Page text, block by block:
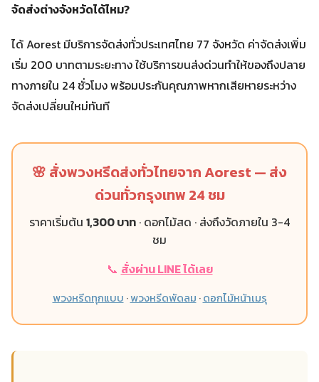
จัดส่งต่างจังหวัดได้ไหม?
ได้ Aorest มีบริการจัดส่งทั่วประเทศไทย 77 จังหวัด ค่าจัดส่งเพิ่ม
เริ่ม 200 บาทตามระยะทาง ใช้บริการขนส่งด่วนทำให้ของถึงปลาย
ทางภายใน 24 ชั่วโมง พร้อมประกันคุณภาพหากเสียหายระหว่าง
จัดส่งเปลี่ยนใหม่ทันที
🌸 สั่งพวงหรีดส่งทั่วไทยจาก Aorest — ส่ง
ด่วนทั่วกรุงเทพ 24 ชม
ราคาเริ่มต้น 1,300 บาท · ดอกไม้สด · ส่งถึงวัดภายใน 3-4
ชม
📞 สั่งผ่าน LINE ได้เลย
พวงหรีดทุกแบบ ·พวงหรีดพัดลม ·ดอกไม้หน้าเมรุ